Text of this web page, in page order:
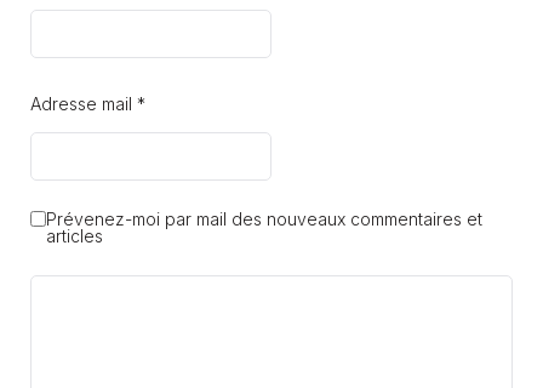
Adresse mail *
Prévenez-moi par mail des nouveaux commentaires et
articles